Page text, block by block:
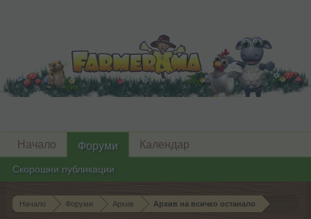
Начало Форуми Архив Архив на всичко останало
Начало Форуми
Скорошни публикации
Календар